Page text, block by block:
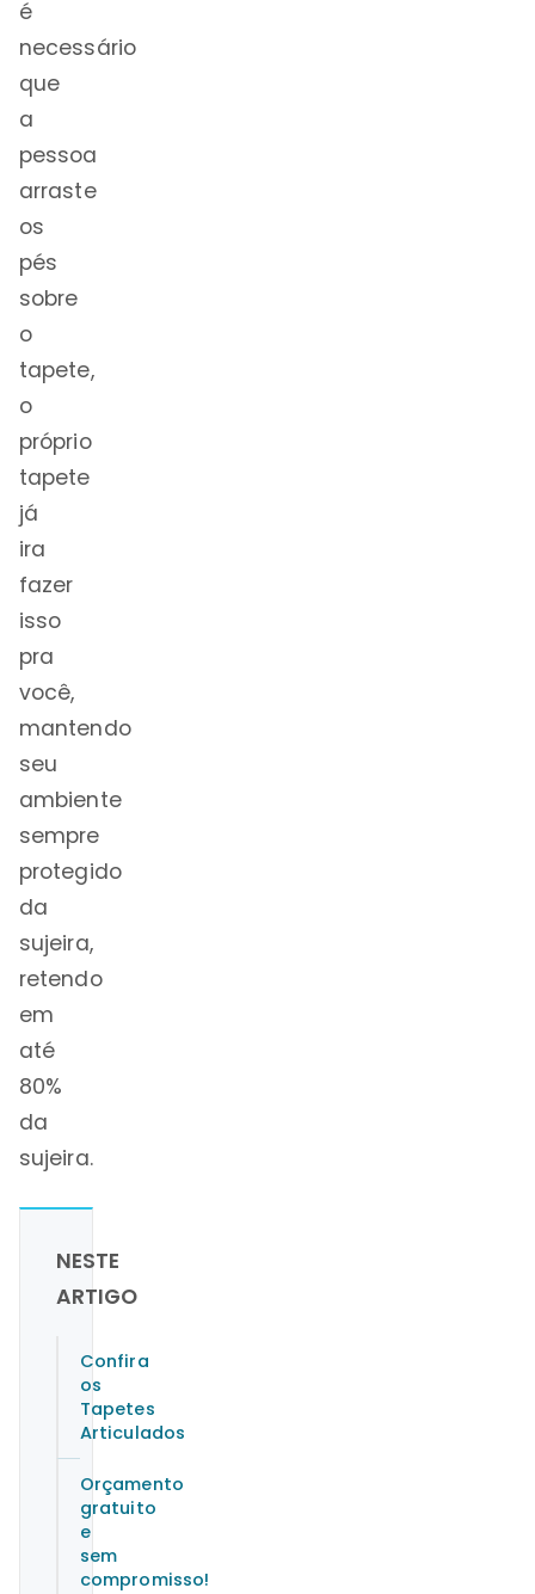
é
necessário
que
a
pessoa
arraste
os
pés
sobre
o
tapete,
o
próprio
tapete
já
ira
fazer
isso
pra
você,
mantendo
seu
ambiente
sempre
protegido
da
sujeira,
retendo
em
até
80%
da
sujeira.
NESTE
ARTIGO
Confira
os
Tapetes
Articulados
Orçamento
gratuito
e
sem
compromisso!